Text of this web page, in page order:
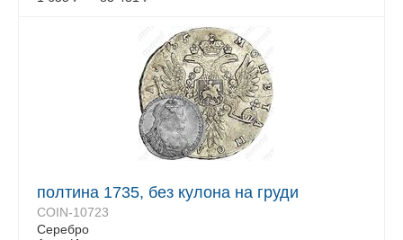
полтина 1735, без кулона на груди
COIN-10723
Серебро